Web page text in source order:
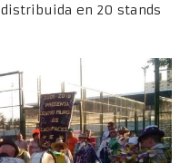
en 20 stands